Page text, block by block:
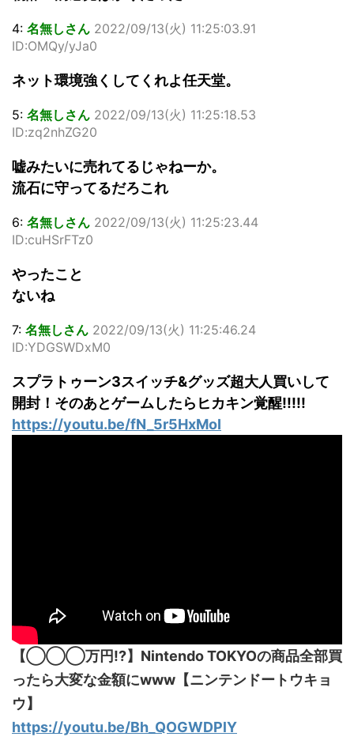
4: 名無しさん 2022/09/13(火) 11:25:03.91
ID:OMQy/yJa0
ネット環境強くしてくれよ任天堂。
5: 名無しさん 2022/09/13(火) 11:25:18.53
ID:zq2nhZG20
嘘みたいに売れてるじゃねーか。
流石に守ってるだろこれ
6: 名無しさん 2022/09/13(火) 11:25:23.44
ID:cuHSrFTz0
やったこと
ないね
7: 名無しさん 2022/09/13(火) 11:25:46.24
ID:YDGSWDxM0
スプラトゥーン3スイッチ&グッズ超大人買いして
開封！そのあとゲームしたらヒカキン覚醒!!!!!
https://youtu.be/fN_5r5HxMoI
【◯◯◯万円!?】Nintendo TOKYOの商品全部買
ったら大変な金額にwww【ニンテンドートウキョ
ウ】
https://youtu.be/Bh_QOGWDPlY